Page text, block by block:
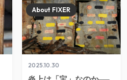
2025.10.30
About FIXER